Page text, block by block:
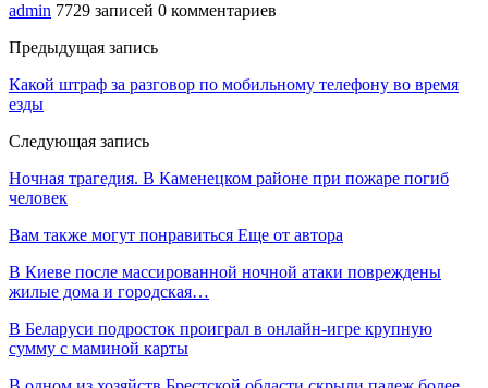
admin 7729 записей 0 комментариев
Предыдущая запись
Какой штраф за разговор по мобильному телефону во время
езды
Следующая запись
Ночная трагедия. В Каменецком районе при пожаре погиб
человек
Вам также могут понравиться Еще от автора
В Киеве после массированной ночной атаки повреждены
жилые дома и городская…
В Беларуси подросток проиграл в онлайн-игре крупную
сумму с маминой карты